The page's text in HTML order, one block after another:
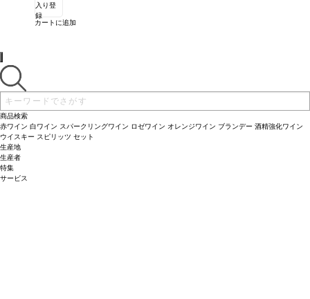
入り登
録
カートに追加
商品検索
赤ワイン 白ワイン スパークリングワイン ロゼワイン オレンジワイン ブランデー 酒精強化ワイン
ウイスキー スピリッツ セット
生産地
生産者
特集
サービス